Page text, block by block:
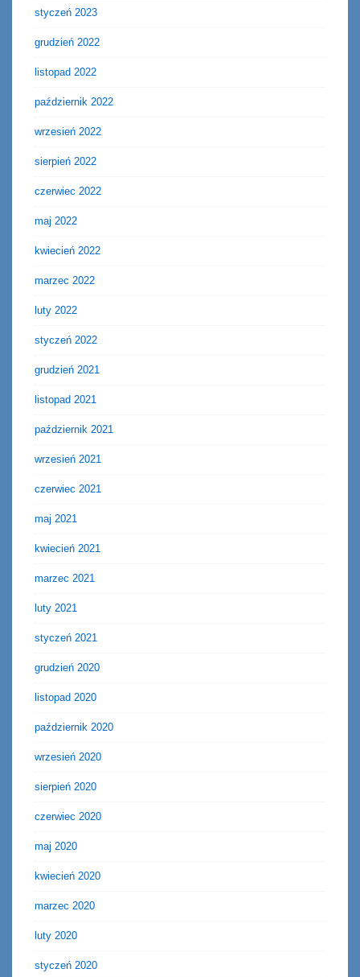
styczeń 2023
grudzień 2022
listopad 2022
październik 2022
wrzesień 2022
sierpień 2022
czerwiec 2022
maj 2022
kwiecień 2022
marzec 2022
luty 2022
styczeń 2022
grudzień 2021
listopad 2021
październik 2021
wrzesień 2021
czerwiec 2021
maj 2021
kwiecień 2021
marzec 2021
luty 2021
styczeń 2021
grudzień 2020
listopad 2020
październik 2020
wrzesień 2020
sierpień 2020
czerwiec 2020
maj 2020
kwiecień 2020
marzec 2020
luty 2020
styczeń 2020